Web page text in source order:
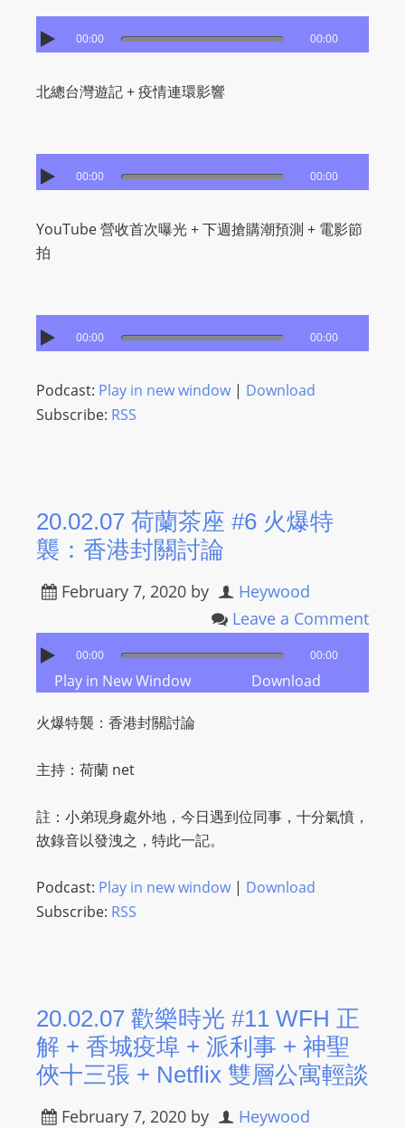
00:00 00:00
北總台灣遊記 + 疫情連環影響
00:00 00:00
YouTube 營收首次曝光 + 下週搶購潮預測 + 電影節
拍
00:00 00:00
Podcast: Play in new window| Download
Subscribe: RSS
20.02.07 荷蘭茶座 #6 火爆特
襲：香港封關討論
February 7, 2020 by
Heywood
Leave a Comment
00:00 00:00
Play in New Window Download
火爆特襲：香港封關討論
主持：荷蘭 net
註：小弟現身處外地，今日遇到位同事，十分氣憤，
故錄音以發洩之，特此一記。
Podcast: Play in new window| Download
Subscribe: RSS
20.02.07 歡樂時光 #11 WFH 正
解 + 香城疫埠 + 派利事 + 神聖
俠十三張 + Netflix 雙層公寓輕談
February 7, 2020 by
Heywood